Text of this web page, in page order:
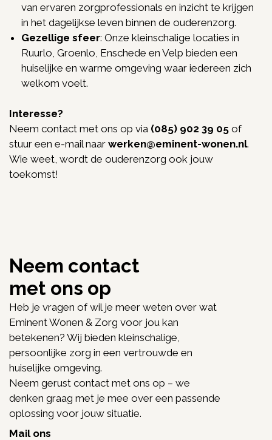
van ervaren zorgprofessionals en inzicht te krijgen
in het dagelijkse leven binnen de ouderenzorg.
Gezellige sfeer: Onze kleinschalige locaties in
Ruurlo, Groenlo, Enschede en Velp bieden een
huiselijke en warme omgeving waar iedereen zich
welkom voelt.
Interesse?
Neem contact met ons op via (085) 902 39 05 of
stuur een e-mail naar werken@eminent-wonen.nl.
Wie weet, wordt de ouderenzorg ook jouw
toekomst!
Neem contact
met ons op
Heb je vragen of wil je meer weten over wat
Eminent Wonen & Zorg voor jou kan
betekenen? Wij bieden kleinschalige,
persoonlijke zorg in een vertrouwde en
huiselijke omgeving.
Neem gerust contact met ons op – we
denken graag met je mee over een passende
oplossing voor jouw situatie.
Mail ons